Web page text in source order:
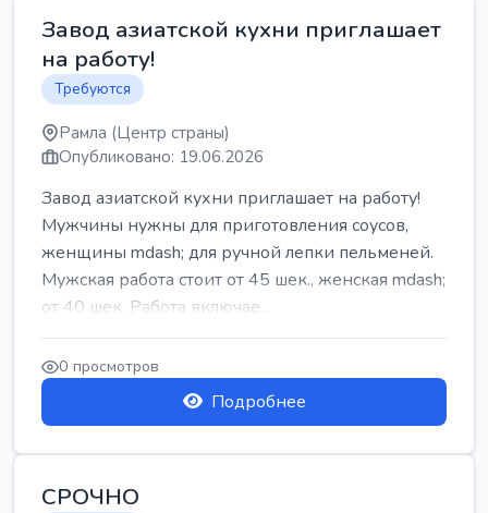
Завод азиатской кухни приглашает
на работу!
Требуются
Рамла (Центр страны)
Опубликовано: 19.06.2026
Завод азиатской кухни приглашает на работу!
Мужчины нужны для приготовления соусов,
женщины mdash; для ручной лепки пельменей.
Мужская работа стоит от 45 шек., женская mdash;
от 40 шек. Работа включае...
0 просмотров
Подробнее
СРОЧНО